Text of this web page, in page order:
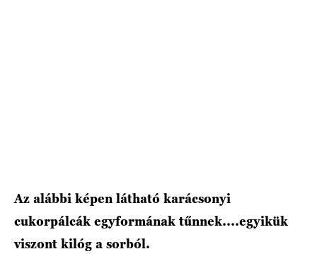
Az alábbi képen látható karácsonyi
cukorpálcák egyformának tűnnek....egyikük
viszont kilóg a sorból.